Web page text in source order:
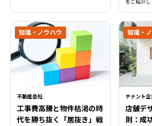
をご紹介し
不動産会社
工事費高騰と物件枯渇の時
代を勝ち抜く「居抜き」戦
知識・ノウハウ
テナント企
店舗デ
則：成
知識・